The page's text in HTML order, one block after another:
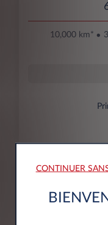
10,000 km*
Prime Éco
CONTINUER